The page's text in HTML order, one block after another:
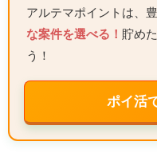
アルテマポイントは、
な案件を選べる！ 貯め
う！
ポイ活